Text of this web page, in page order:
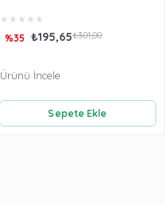
★ ★ ★ ★ ★
₺195,65₺301,00
%35
Sepete Ekle
Ürünü İncele